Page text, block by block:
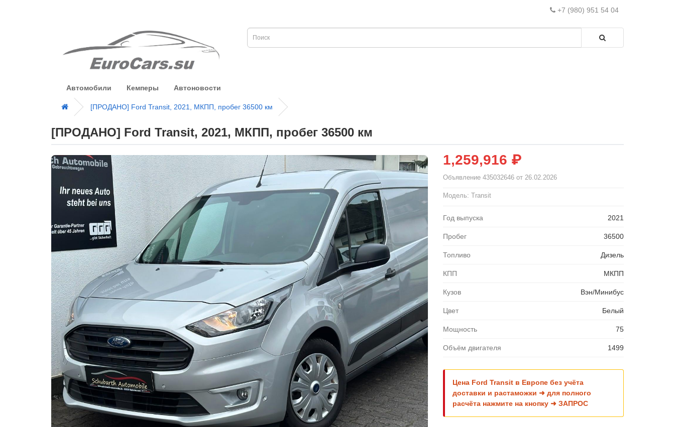
+7 (980) 951 54 04
Автомобили Кемперы Автоновости
[ПРОДАНО] Ford Transit, 2021, МКПП, пробег 36500 км
[ПРОДАНО] Ford Transit, 2021, МКПП, пробег 36500 км
1,259,916 ₽
Объявление 435032646 от 26.02.2026
Модель: Transit
Год выпуска 2021
Пробег 36500
Топливо Дизель
КПП МКПП
Кузов Вэн/Минибус
Цвет Белый
Мощность 75
Объём двигателя 1499
Цена Ford Transit в Европе без учёта
доставки и растаможки ➜ для полного
расчёта нажмите на кнопку ➜ ЗАПРОС